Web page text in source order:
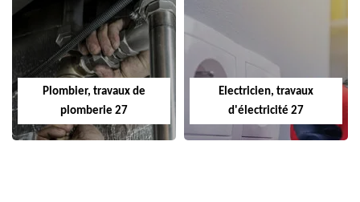
Plombier, travaux de
plomberie 27
Electricien, travaux
d'électricité 27